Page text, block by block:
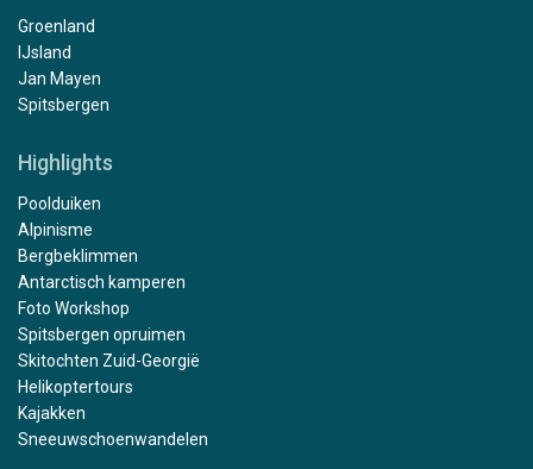
Groenland
IJsland
Jan Mayen
Spitsbergen
Highlights
Poolduiken
Alpinisme
Bergbeklimmen
Antarctisch kamperen
Foto Workshop
Spitsbergen opruimen
Skitochten Zuid-Georgië
Helikoptertours
Kajakken
Sneeuwschoenwandelen